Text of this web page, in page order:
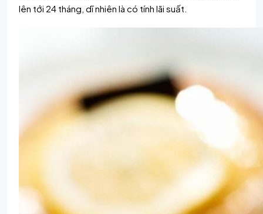
lên tới 24 tháng, dĩ nhiên là có tính lãi suất.